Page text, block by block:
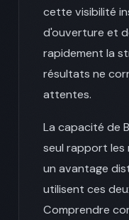
cette visibilité
d'ouverture et
rapidement la
résultats ne
attentes.
La capacité de
seul rapport les
un avantage
utilisent ces
Comprendre